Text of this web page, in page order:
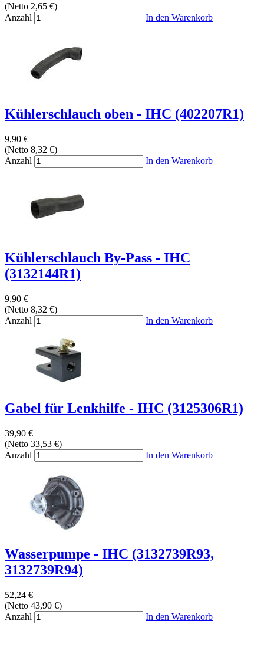
(Netto 2,65 €)
Anzahl
In den Warenkorb
Kühlerschlauch oben - IHC (402207R1)
9,90 €
(Netto 8,32 €)
Anzahl
In den Warenkorb
Kühlerschlauch By-Pass - IHC
(3132144R1)
9,90 €
(Netto 8,32 €)
Anzahl
In den Warenkorb
Gabel für Lenkhilfe - IHC (3125306R1)
39,90 €
(Netto 33,53 €)
Anzahl
In den Warenkorb
Wasserpumpe - IHC (3132739R93,
3132739R94)
52,24 €
(Netto 43,90 €)
Anzahl
In den Warenkorb